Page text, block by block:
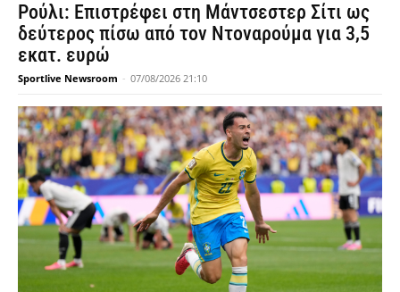
Ρούλι: Επιστρέφει στη Μάντσεστερ Σίτι ως
δεύτερος πίσω από τον Ντοναρούμα για 3,5
εκατ. ευρώ
Sportlive Newsroom - 07/08/2026 21:10